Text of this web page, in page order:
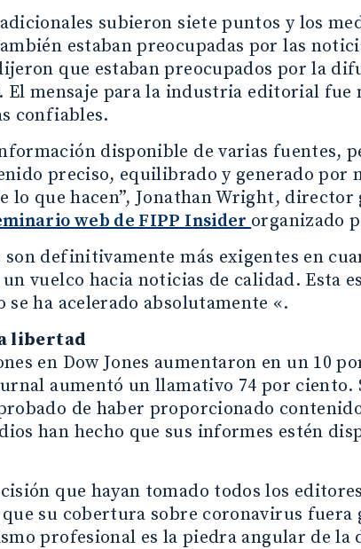
subieron siete puntos y los
estaban preocupadas por las
que estaban preocupados por la
El mensaje para la industria editorial fue
confiables.
disponible de varias fuentes,
preciso, equilibrado y generado por
lo que hacen”, Jonathan Wright,
web de FIPP Insiderorganizado
son definitivamente más exigentes en
vuelco hacia noticias de calidad. Esta
se ha acelerado absolutamente «.
libertad
en Dow Jones aumentaron en un 10
aumentó un llamativo 74 por
de haber proporcionado
han hecho que sus informes estén
que hayan tomado todos los
su cobertura sobre coronavirus fuera
profesional es la piedra angular de la